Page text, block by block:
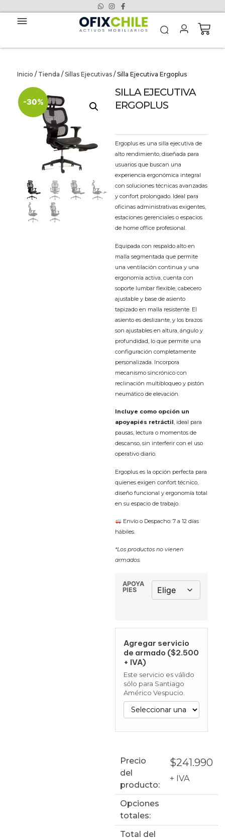
Inicio / Tienda / Sillas Ejecutivas/ Silla Ejecutiva Ergoplus
-30%
SILLA EJECUTIVA
ERGOPLUS
Ergoplus es una silla ejecutiva de
alto rendimiento, diseñada para
usuarios que buscan una
experiencia ergonómica integral
con soluciones técnicas avanzadas
y confort prolongado. Ideal para
oficinas administrativas exigentes,
estaciones gerenciales o espacios
de home office profesional.
Equipada con respaldo alto en
malla segmentada que permite
una ventilación continua y una
ergonomía activa, cuenta con
soporte lumbar flexible, cabecero
ajustable y base de asiento
tapizado en malla resistente. El
asiento es deslizante, y los brazos
son ajustables en altura, ángulo y
profundidad, lo que permite una
configuración completamente
personalizada. Incorpora
mecanismo sincrónico con
reclinación multibloqueo y pistón
neumático de elevación.
Incluye como opción un
apoyapiés retráctil, ideal para
pausas, lectura o momentos de
descanso, sin interferir con el uso
operativo diario.
Ergoplus es la opción perfecta para
quienes exigen confort técnico,
diseño funcional y ergonomía total
en su espacio de trabajo.
Envío o Despacho: 7 a 12 días
hábiles.
*Los productos no vienen
armados.
APOYA
PIES
Agregar servicio
de armado ($2.500
+ IVA)
Este servicio es válido
sólo para Santiago
Américo Vespucio.
Precio
del
producto:
$241.990
+ IVA
Opciones
totales:
Total del